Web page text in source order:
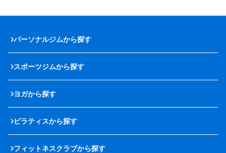
パーソナルジムから探す
スポーツジムから探す
ヨガから探す
ピラティスから探す
フィットネスクラブから探す